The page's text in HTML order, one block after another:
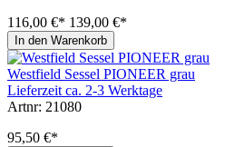
116,00 €* 139,00 €*
In den Warenkorb
Westfield Sessel PIONEER grau
Lieferzeit ca. 2-3 Werktage
Artnr: 21080
95,50 €*